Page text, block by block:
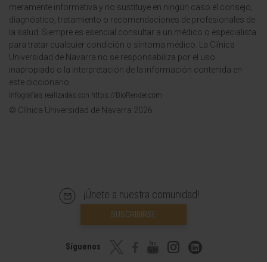
meramente informativa y no sustituye en ningún caso el consejo,
diagnóstico, tratamiento o recomendaciones de profesionales de
la salud. Siempre es esencial consultar a un médico o especialista
para tratar cualquier condición o síntoma médico. La Clínica
Universidad de Navarra no se responsabiliza por el uso
inapropiado o la interpretación de la información contenida en
este diccionario.
Infografías realizadas con https://BioRender.com
© Clínica Universidad de Navarra 2026
¡Únete a nuestra comunidad!
SUSCRIBIRSE
Síguenos